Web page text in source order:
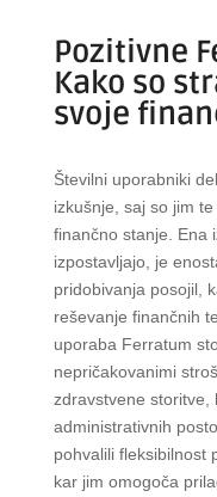
Pozitivne
Kako so
svoje
Številni uporabniki
izkušnje, saj so jim
finančno stanje. Ena
izpostavljajo, je
pridobivanja posojil,
reševanje finančnih
uporaba Ferratum
nepričakovanimi
zdravstvene storitve,
administrativnih
pohvalili fleksibilnost
kar jim omogoča